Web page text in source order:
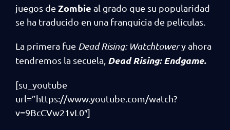
juegos de Zombie al grado que su popularidad
se ha traducido en una franquicia de películas.
La primera fue Dead Rising: Watchtowery ahora
tendremos la secuela, Dead Rising: Endgame.
[su_youtube
url=”https://www.youtube.com/watch?
v=9BcCVw21vL0″]